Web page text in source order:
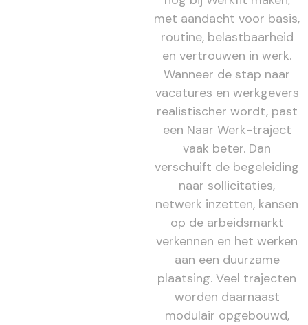
met aandacht voor basis,
routine, belastbaarheid
en vertrouwen in werk.
Wanneer de stap naar
vacatures en werkgevers
realistischer wordt, past
een Naar Werk-traject
vaak beter. Dan
verschuift de begeleiding
naar sollicitaties,
netwerk inzetten, kansen
op de arbeidsmarkt
verkennen en het werken
aan een duurzame
plaatsing. Veel trajecten
worden daarnaast
modulair opgebouwd,